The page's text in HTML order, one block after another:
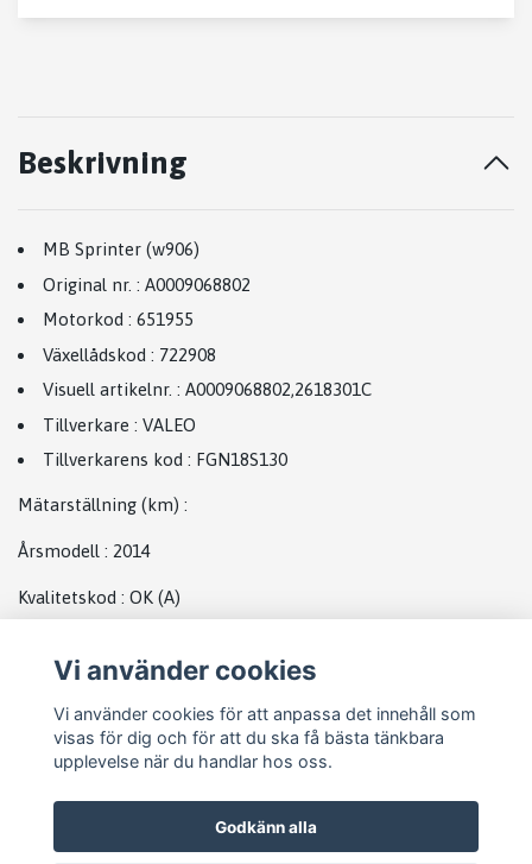
Beskrivning
MB Sprinter (w906)
Original nr. : A0009068802
Motorkod : 651955
Växellådskod : 722908
Visuell artikelnr. : A0009068802,2618301C
Tillverkare : VALEO
Tillverkarens kod : FGN18S130
Mätarställning (km) :
Årsmodell : 2014
Kvalitetskod : OK (A)
Vi använder cookies
Vi använder cookies för att anpassa det innehåll som
visas för dig och för att du ska få bästa tänkbara
upplevelse när du handlar hos oss.
Godkänn alla